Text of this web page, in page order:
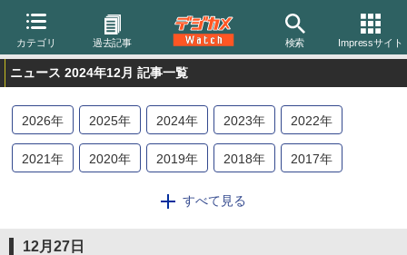
カテゴリ 過去記事 検索 Impressサイト
ニュース 2024年12月 記事一覧
2026年 2025年 2024年 2023年 2022年
2021年 2020年 2019年 2018年 2017年
2014年 2013
すべて見る
12月27日